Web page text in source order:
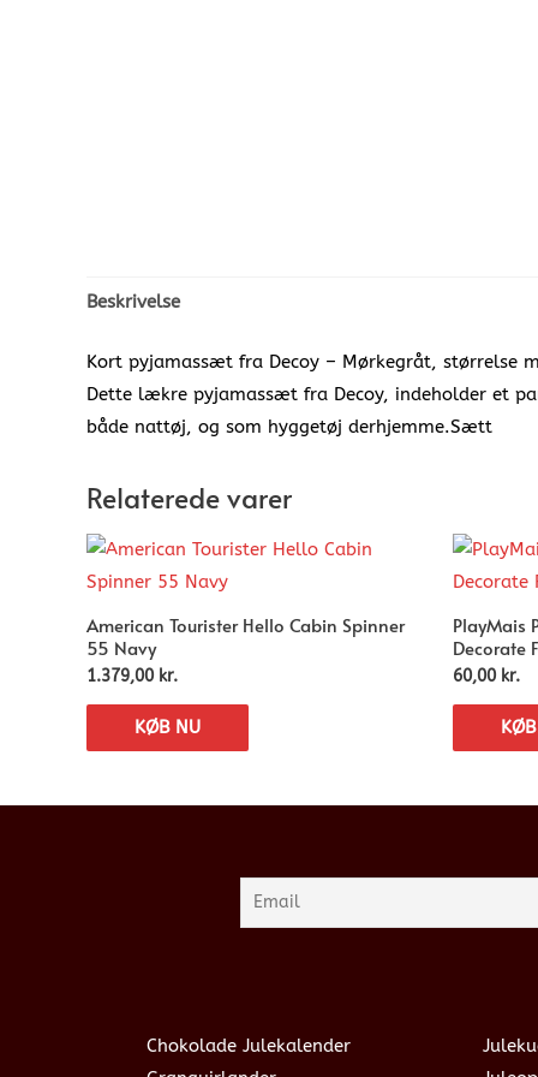
Beskrivelse
Kort pyjamassæt fra Decoy – Mørkegråt, størrelse
Dette lækre pyjamassæt fra Decoy, indeholder et
både nattøj, og som hyggetøj derhjemme.Sætt
Relaterede varer
American Tourister Hello Cabin Spinner
55 Navy
1.379,00 kr.
KØB NU
PlayMais
Decorate
60,00 kr.
Chokolade Julekalender